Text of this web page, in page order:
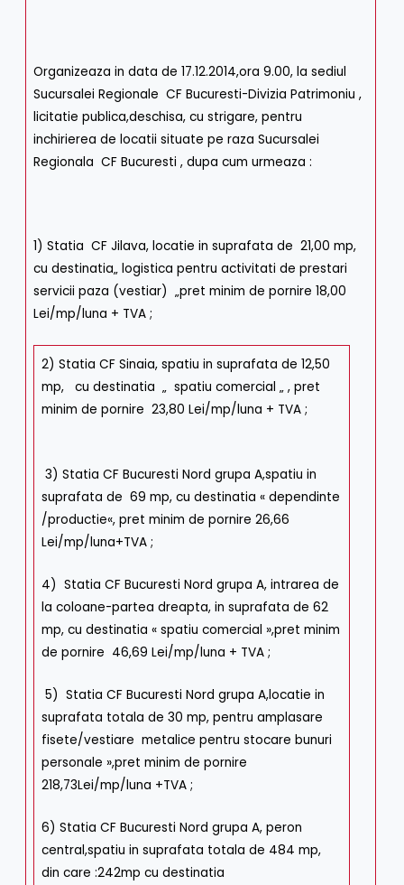
Organizeaza in data de 17.12.2014,ora 9.00, la sediul
Sucursalei Regionale CF Bucuresti-Divizia Patrimoniu ,
licitatie publica,deschisa, cu strigare, pentru
inchirierea de locatii situate pe raza Sucursalei
Regionala CF Bucuresti , dupa cum urmeaza :
1) Statia CF Jilava, locatie in suprafata de 21,00 mp,
cu destinatia„ logistica pentru activitati de prestari
servicii paza (vestiar) „pret minim de pornire 18,00
Lei/mp/luna + TVA ;
2) Statia CF Sinaia, spatiu in suprafata de 12,50
mp, cu destinatia „ spatiu comercial „ , pret
minim de pornire 23,80 Lei/mp/luna + TVA ;
3) Statia CF Bucuresti Nord grupa A,spatiu in
suprafata de 69 mp, cu destinatia « dependinte
/productie«, pret minim de pornire 26,66
Lei/mp/luna+TVA ;
4) Statia CF Bucuresti Nord grupa A, intrarea de
la coloane-partea dreapta, in suprafata de 62
mp, cu destinatia « spatiu comercial »,pret minim
de pornire 46,69 Lei/mp/luna + TVA ;
5) Statia CF Bucuresti Nord grupa A,locatie in
suprafata totala de 30 mp, pentru amplasare
fisete/vestiare metalice pentru stocare bunuri
personale »,pret minim de pornire
218,73Lei/mp/luna +TVA ;
6) Statia CF Bucuresti Nord grupa A, peron
central,spatiu in suprafata totala de 484 mp,
din care :242mp cu destinatia